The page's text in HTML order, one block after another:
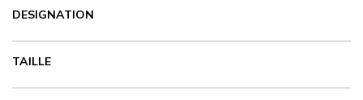
DESIGNATION
TAILLE